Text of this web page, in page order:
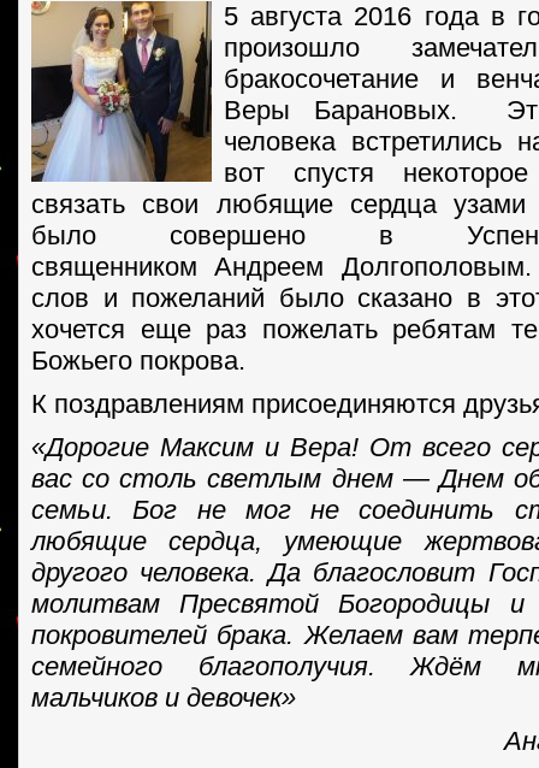
5 августа 2016 года в
произошло
бракосочетание и
Веры Барановых.
человека встретились
вот спустя
связать свои любящие сердца узами
было совершено в
священником Андреем
слов и пожеланий было сказано в
хочется еще раз пожелать ребятам
Божьего покрова.
К поздравлениям присоединяются
«Дорогие Максим и Вера! От всего
вас со столь светлым днем — Днем
семьи. Бог не мог не соединить
любящие сердца, умеющие
другого человека. Да благословит
молитвам Пресвятой Богородицы
покровителей брака. Желаем вам
семейного благополучия. Ждём
мальчиков и девочек»